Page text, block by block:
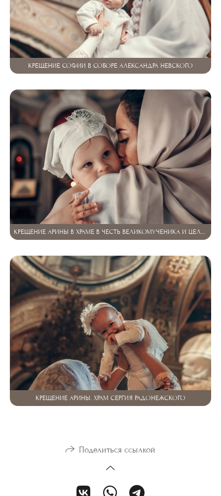
КРЕЩЕНИЕ СОФИИ В СОБОРЕ АЛЕКСАНДРА НЕВСКОГО
КРЕЩЕНИЕ АРИНЫ В ХРАМЕ В ЧЕСТЬ ВЕЛИКОМУЧЕНИКА И ЦЕЛИТЕЛЯ ПАНТЕЛЕИМОНА.
КРЕЩЕНИЕ АРИНЫ. ХРАМ СЕРГИЯ РАДОНЕЖСКОГО
Поделиться ссылкой